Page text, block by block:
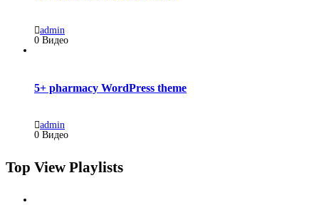
admin
0 Видео
5+ pharmacy WordPress theme
admin
0 Видео
Top View Playlists